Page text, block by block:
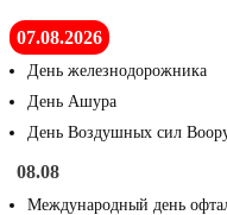
07.08.2026
День железнодорожника
День Ашура
День Воздушных сил
08.08
Международный день